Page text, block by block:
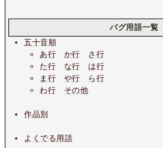
バグ用語一覧
五十音順
あ行
か行
さ行
た行
な行
は行
ま行
や行
ら行
わ行
その他
作品別
よくでる用語